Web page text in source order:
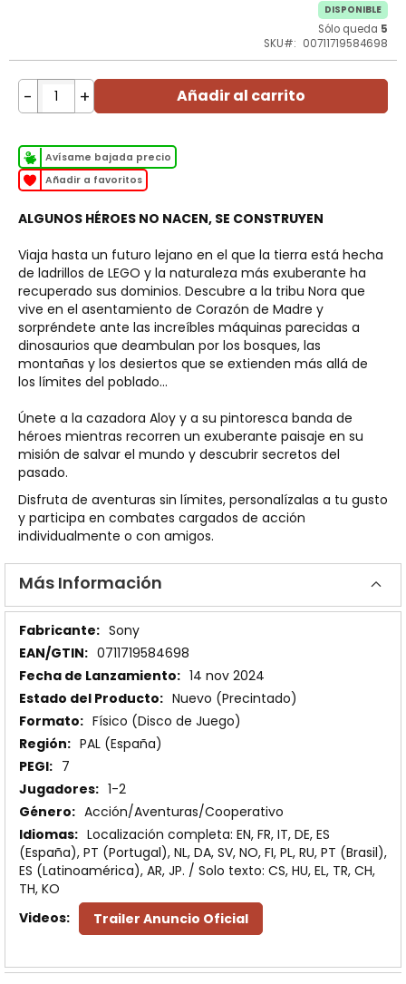
DISPONIBLE
Sólo queda 5
SKU
00711719584698
- + Añadir al carrito
Avísame bajada precio
Añadir a favoritos
ALGUNOS HÉROES NO NACEN, SE CONSTRUYEN
Viaja hasta un futuro lejano en el que la tierra está hecha
de ladrillos de LEGO y la naturaleza más exuberante ha
recuperado sus dominios. Descubre a la tribu Nora que
vive en el asentamiento de Corazón de Madre y
sorpréndete ante las increíbles máquinas parecidas a
dinosaurios que deambulan por los bosques, las
montañas y los desiertos que se extienden más allá de
los límites del poblado...
Únete a la cazadora Aloy y a su pintoresca banda de
héroes mientras recorren un exuberante paisaje en su
misión de salvar el mundo y descubrir secretos del
pasado.
Disfruta de aventuras sin límites, personalízalas a tu gusto
y participa en combates cargados de acción
individualmente o con amigos.
Más Información
Más
Información
Sony
0711719584698
14 nov 2024
Nuevo (Precintado)
Físico (Disco de Juego)
PAL (España)
7
1-2
Acción/Aventuras/Cooperativo
Localización completa: EN, FR, IT, DE, ES
(España), PT (Portugal), NL, DA, SV, NO, FI, PL, RU, PT (Brasil),
ES (Latinoamérica), AR, JP. / Solo texto: CS, HU, EL, TR, CH,
TH, KO
Trailer Anuncio Oficial